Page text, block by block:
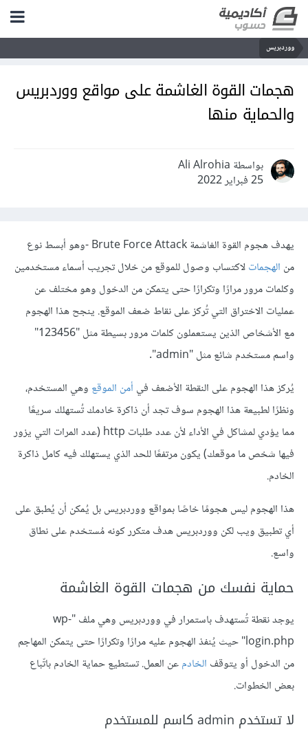
ووردبريس
هجمات القوة الغاشمة على مواقع ووردبريس
والحماية منها
بواسطة Ali Alrohia
25 فبراير 2022
يهدف هجوم القوة الغاشمة Brute Force Attack -وهو أبسط نوع
من الهجماتلاكتساب وصول للموقع من خلال تجريب أسماء مستخدمين
وكلمات مرور مرارًا وتكرارًا حتى يتمكن من الدخول وهو مختلف عن
عمليات الاختراق التي تُركز على نقاط ضعف الموقع. ينجح هذا الهجوم
مع الأشخاص الذين يستعملون كلمات مرور بسيطة مثل "123456"
واسم مستخدم شائع مثل "admin".
يُركز هذا الهجوم على النقطة الأضعف في أمن الموقع وهي المستخدم،
ونظرًا لطبيعة هذا الهجوم سوف تجد أن ذاكرة خادمك تُستهلك سريعًا
مما يؤدي لمشاكل في الأداء لأن عدد طلبات http (عدد المرات التي يزور
فيها شخص ما موقعك) يكون مرتفعًا للحد الذي يستهلك فيه كامل ذاكرة
الخادم.
هذا الهجوم ليس هجومًا خاصًا بمواقع ووردبريس بل يُمكن أن يُطبق على
أي تطبيق ويب لكن ووردبريس هدف متكرر كونه مُستخدم على نطاق
واسع.
حماية نفسك من هجمات القوة الغاشمة
يوجد نقطة تُستهدف باستمرار في ووردبريس وهي ملف "wp-
login.php" حيث يُنفذ الهجوم عليه مرارًا وتكرارًا حتى يتمكن المهاجم
من الدخول أو يتوقف الخادمعن العمل. تستطيع حماية الخادم باتّباع
بعض الخطوات.
لا تستخدم admin كاسم للمستخدم